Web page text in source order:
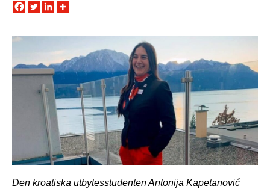
Den kroatiska utbytesstudenten Antonija Kapetanović